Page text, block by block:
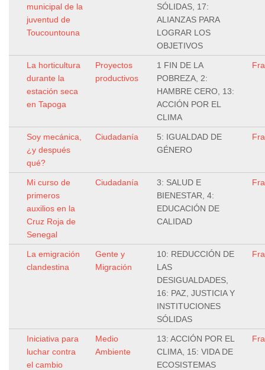
municipal de la
juventud de
Toucountouna
SÓLIDAS, 17:
ALIANZAS PARA
LOGRAR LOS
OBJETIVOS
La horticultura
durante la
estación seca
en Tapoga
Proyectos
productivos
1 FIN DE LA
POBREZA, 2:
HAMBRE CERO, 13:
ACCIÓN POR EL
CLIMA
Soy mecánica,
¿y después
qué?
Ciudadanía
5: IGUALDAD DE
GÉNERO
Mi curso de
primeros
auxilios en la
Cruz Roja de
Senegal
Ciudadanía
3: SALUD E
BIENESTAR, 4:
EDUCACIÓN DE
CALIDAD
La emigración
clandestina
Gente y
Migración
10: REDUCCIÓN DE
LAS
DESIGUALDADES,
16: PAZ, JUSTICIA Y
INSTITUCIONES
SÓLIDAS
Iniciativa para
luchar contra
el cambio
Medio
Ambiente
13: ACCIÓN POR EL
CLIMA, 15: VIDA DE
ECOSISTEMAS